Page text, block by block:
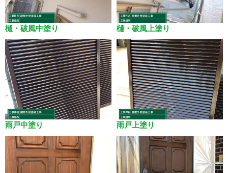
樋・破風中塗り 樋・破風上塗り
雨戸中塗り 雨戸上塗り